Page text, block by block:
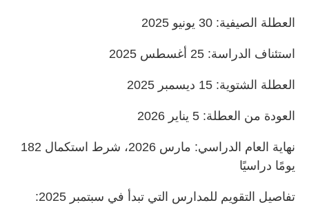
العطلة الصيفية: 30 يونيو 2025
استئناف الدراسة: 25 أغسطس 2025
العطلة الشتوية: 15 ديسمبر 2025
العودة من العطلة: 5 يناير 2026
نهاية العام الدراسي: مارس 2026، شرط استكمال 182
يومًا دراسيًا
تفاصيل التقويم للمدارس التي تبدأ في سبتمبر 2025: